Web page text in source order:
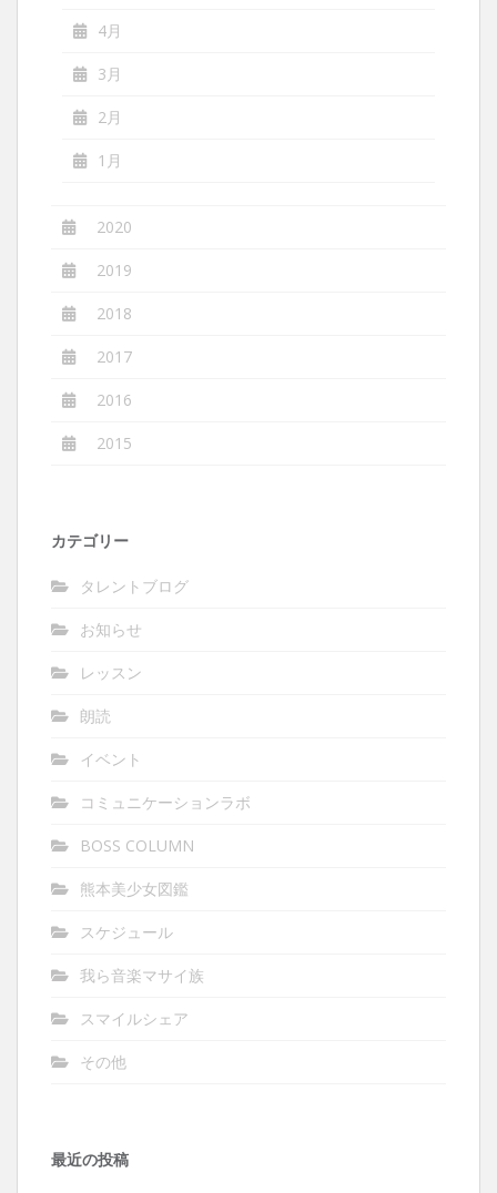
4月
3月
2月
1月
2020
2019
2018
2017
2016
2015
カテゴリー
タレントブログ
お知らせ
レッスン
朗読
イベント
コミュニケーションラボ
BOSS COLUMN
熊本美少女図鑑
スケジュール
我ら音楽マサイ族
スマイルシェア
その他
最近の投稿